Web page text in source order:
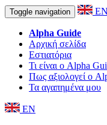
Toggle navigation EN
Alpha Guide
Αρχική σελίδα
Εστιατόρια
Τι είναι ο Alpha
Πως αξιολογεί ο
Τα αγαπημένα μου
EN